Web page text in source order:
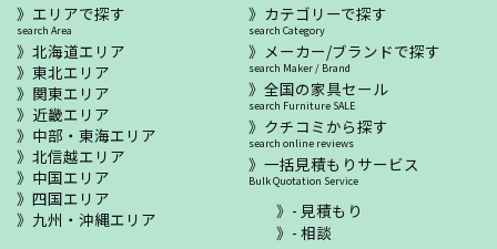
エリアで探す
search Area
北海道エリア
東北エリア
関東エリア
近畿エリア
中部・東海エリア
北信越エリア
中国エリア
四国エリア
九州・沖縄エリア
カテゴリーで探す
search Category
メーカー/ブランドで探す
search Maker / Brand
全国の家具セール
search Furniture SALE
クチコミから探す
search online reviews
一括見積もりサービス
Bulk Quotation Service
- 見積もり
- 相談